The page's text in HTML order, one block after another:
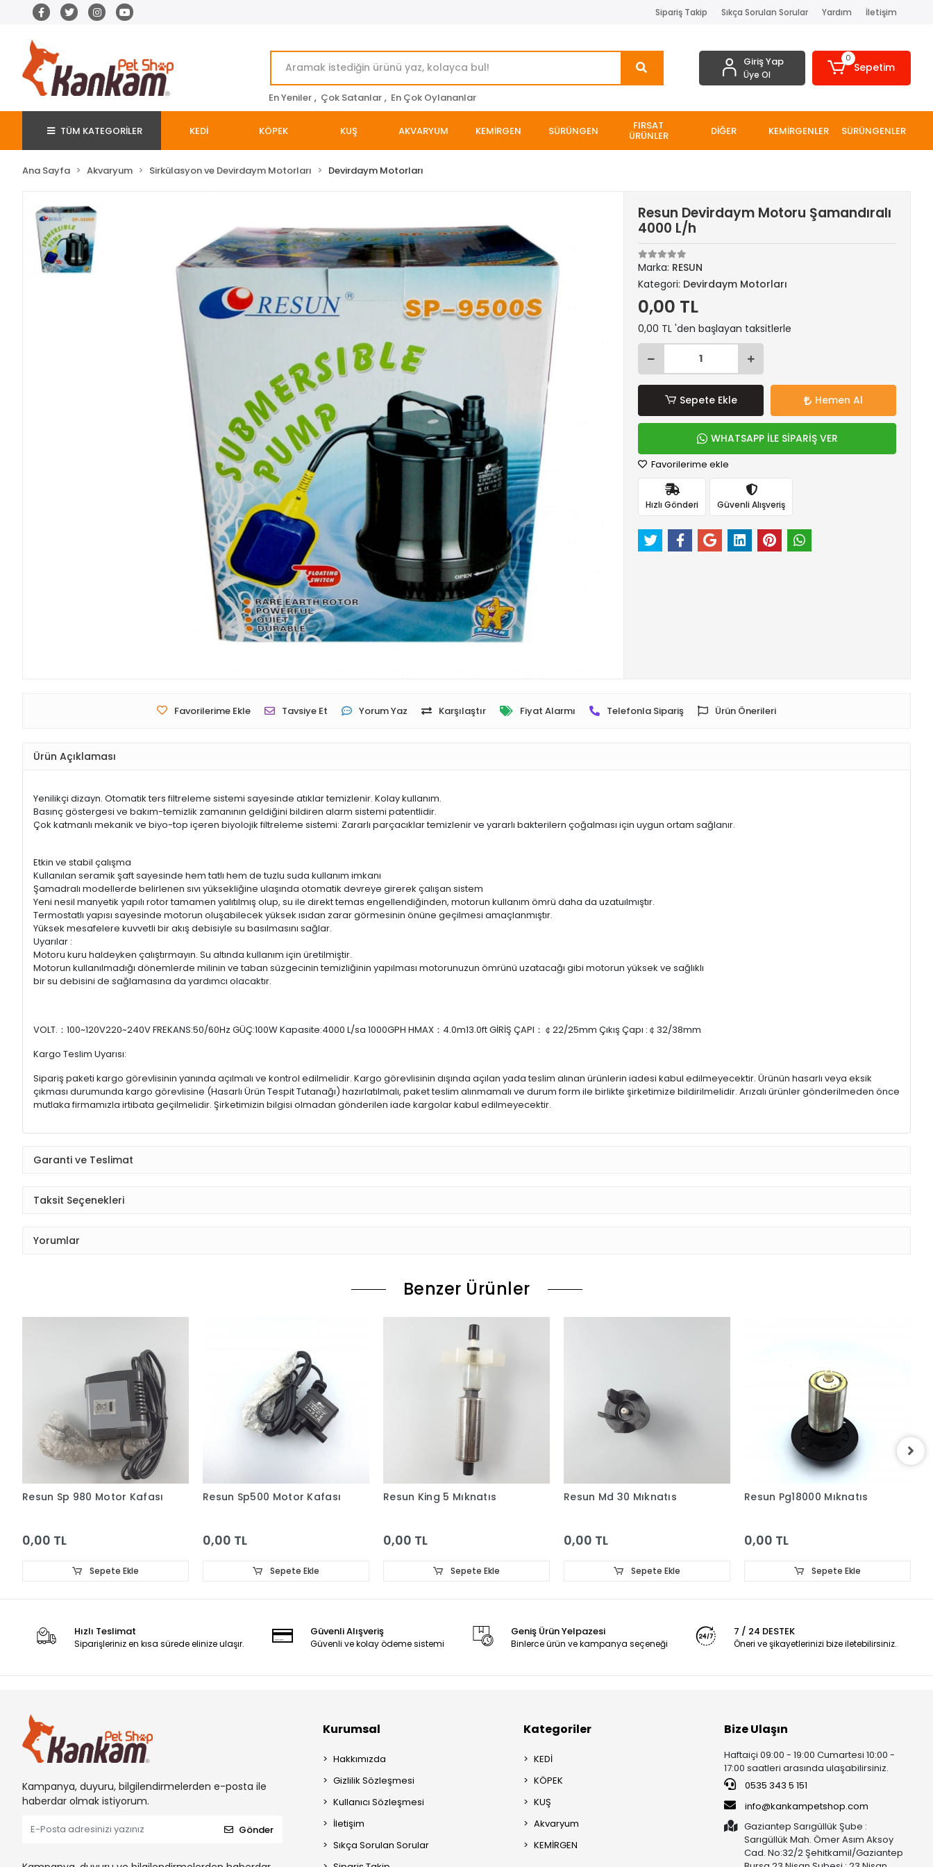
Sipariş Takip Sıkça Sorulan Sorular Yardım İletişim
En Yeniler , Çok Satanlar , En Çok Oylananlar
Giriş Yap
Üye Ol
0
Sepetim
TÜM KATEGORİLER KEDİ KÖPEK KUŞ AKVARYUM KEMİRGEN SÜRÜNGEN FIRSAT
ÜRÜNLER DİĞER KEMİRGENLER SÜRÜNGENLER
Ana Sayfa Akvaryum Sirkülasyon ve Devirdaym Motorları Devirdaym Motorları
Resun Devirdaym Motoru Şamandıralı
4000 L/h
Marka: RESUN
Kategori: Devirdaym Motorları
0,00 TL
0,00 TL 'den başlayan taksitlerle
Sepete Ekle Hemen Al
WHATSAPP İLE SİPARİŞ VER
Favorilerime ekle
Hızlı Gönderi Güvenli Alışveriş
Favorilerime Ekle Tavsiye Et Yorum Yaz Karşılaştır Fiyat Alarmı Telefonla Sipariş Ürün Önerileri
Ürün Açıklaması
Yenilikçi dizayn. Otomatik ters filtreleme sistemi sayesinde atıklar temizlenir. Kolay kullanım.
Basınç göstergesi ve bakım-temizlik zamanının geldiğini bildiren alarm sistemi patentlidir.
Çok katmanlı mekanik ve biyo-top içeren biyolojik filtreleme sistemi: Zararlı parçacıklar temizlenir ve yararlı bakterilern çoğalması için uygun ortam sağlanır.
Etkin ve stabil çalışma
Kullanılan seramik şaft sayesinde hem tatlı hem de tuzlu suda kullanım imkanı
Şamadralı modellerde belirlenen sıvı yüksekliğine ulaşında otomatik devreye girerek çalışan sistem
Yeni nesil manyetik yapılı rotor tamamen yalıtılmış olup, su ile direkt temas engellendiğinden, motorun kullanım ömrü daha da uzatuılmıştır.
Termostatlı yapısı sayesinde motorun oluşabilecek yüksek ısıdan zarar görmesinin önüne geçilmesi amaçlanmıştır.
Yüksek mesafelere kuvvetli bir akış debisiyle su basılmasını sağlar.
Uyarılar :
Motoru kuru haldeyken çalıştırmayın. Su altında kullanım için üretilmiştir.
Motorun kullanılmadığı dönemlerde milinin ve taban süzgecinin temizliğinin yapılması motorunuzun ömrünü uzatacağı gibi motorun yüksek ve sağlıklı
bir su debisini de sağlamasına da yardımcı olacaktır.
VOLT.：100~120V220~240V FREKANS:50/60Hz GÜÇ:100W Kapasite:4000 L/sa 1000GPH HMAX：4.0m13.0ft GİRİŞ ÇAPI：￠22/25mm Çıkış Çapı :￠32/38mm
Kargo Teslim Uyarısı:
Sipariş paketi kargo görevlisinin yanında açılmalı ve kontrol edilmelidir. Kargo görevlisinin dışında açılan yada teslim alınan ürünlerin iadesi kabul edilmeyecektir. Ürünün hasarlı veya eksik
çıkması durumunda kargo görevlisine (Hasarlı Ürün Tespit Tutanağı) hazırlatılmalı, paket teslim alınmamalı ve durum form ile birlikte şirketimize bildirilmelidir. Arızalı ürünler gönderilmeden önce
mutlaka firmamızla irtibata geçilmelidir. Şirketimizin bilgisi olmadan gönderilen iade kargolar kabul edilmeyecektir.
Garanti ve Teslimat
Taksit Seçenekleri
Yorumlar
Benzer Ürünler
Resun Sp 980 Motor Kafası
0,00 TL
Sepete Ekle
Resun Sp500 Motor Kafası
0,00 TL
Sepete Ekle
Resun King 5 Mıknatıs
0,00 TL
Sepete Ekle
Resun Md 30 Mıknatıs
0,00 TL
Sepete Ekle
Resun Pg18000 Mıknatıs
0,00 TL
Sepete Ekle
Hızlı Teslimat
Siparişleriniz en kısa sürede elinize ulaşır.
Güvenli Alışveriş
Güvenli ve kolay ödeme sistemi
Geniş Ürün Yelpazesi
Binlerce ürün ve kampanya seçeneği
7 / 24 DESTEK
Öneri ve şikayetlerinizi bize iletebilirsiniz.
Kampanya, duyuru, bilgilendirmelerden e-posta ile
haberdar olmak istiyorum.
Gönder
Kurumsal
Hakkımızda
Gizlilik Sözleşmesi
Kullanıcı Sözleşmesi
İletişim
Sıkça Sorulan Sorular
Kategoriler
KEDİ
KÖPEK
KUŞ
Akvaryum
KEMİRGEN
Bize Ulaşın
Haftaiçi 09:00 - 19:00 Cumartesi 10:00 -
17:00 saatleri arasında ulaşabilirsiniz.
0535 343 5 151
info@kankampetshop.com
Gaziantep Sarıgüllük Şube :
Sarıgüllük Mah. Ömer Asım Aksoy
Cad. No:32/2 Şehitkamil/Gaziantep